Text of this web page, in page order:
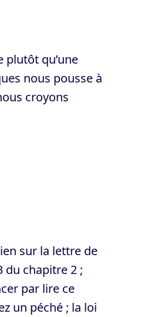
plutôt qu’une
nous pousse à
croyons
sur la lettre de
du chapitre 2 ;
par lire ce
un péché ; la loi